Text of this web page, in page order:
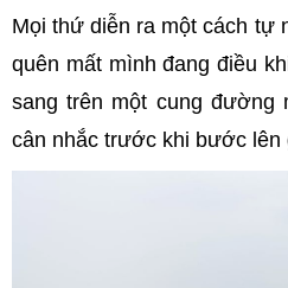
Mọi thứ diễn ra một cách tự
quên mất mình đang điều
sang trên một cung đường
cân nhắc trước khi bước lên